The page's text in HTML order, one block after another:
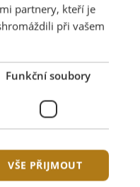
partnery, kteří je
při vašem
Funkční soubory
VŠE PŘIJMOUT